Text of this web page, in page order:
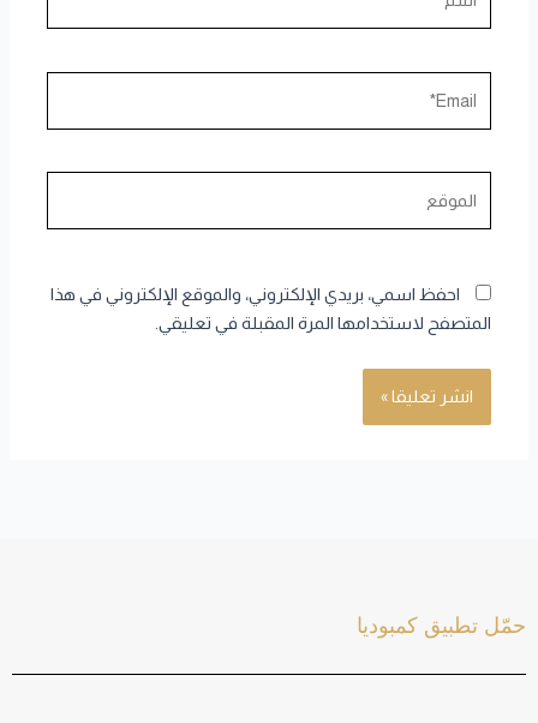
احفظ اسمي، بريدي الإلكتروني، والموقع الإلكتروني في هذا
المتصفح لاستخدامها المرة المقبلة في تعليقي.
حمّل تطبيق كمبوديا